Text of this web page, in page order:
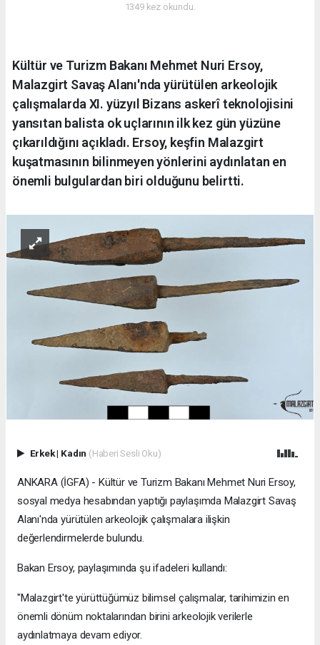
1349 kez okundu.
Kültür ve Turizm Bakanı Mehmet Nuri Ersoy,
Malazgirt Savaş Alanı'nda yürütülen arkeolojik
çalışmalarda XI. yüzyıl Bizans askerî teknolojisini
yansıtan balista ok uçlarının ilk kez gün yüzüne
çıkarıldığını açıkladı. Ersoy, keşfin Malazgirt
kuşatmasının bilinmeyen yönlerini aydınlatan en
önemli bulgulardan biri olduğunu belirtti.
Erkek| Kadın (Haberi Sesli Oku)
ANKARA (İGFA) - Kültür ve Turizm Bakanı Mehmet Nuri Ersoy,
sosyal medya hesabından yaptığı paylaşımda Malazgirt Savaş
Alanı'nda yürütülen arkeolojik çalışmalara ilişkin
değerlendirmelerde bulundu.
Bakan Ersoy, paylaşımında şu ifadeleri kullandı:
"Malazgirt'te yürüttüğümüz bilimsel çalışmalar, tarihimizin en
önemli dönüm noktalarından birini arkeolojik verilerle
aydınlatmaya devam ediyor.